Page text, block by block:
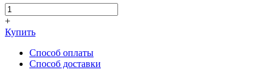
+
Купить
Способ оплаты
Способ доставки